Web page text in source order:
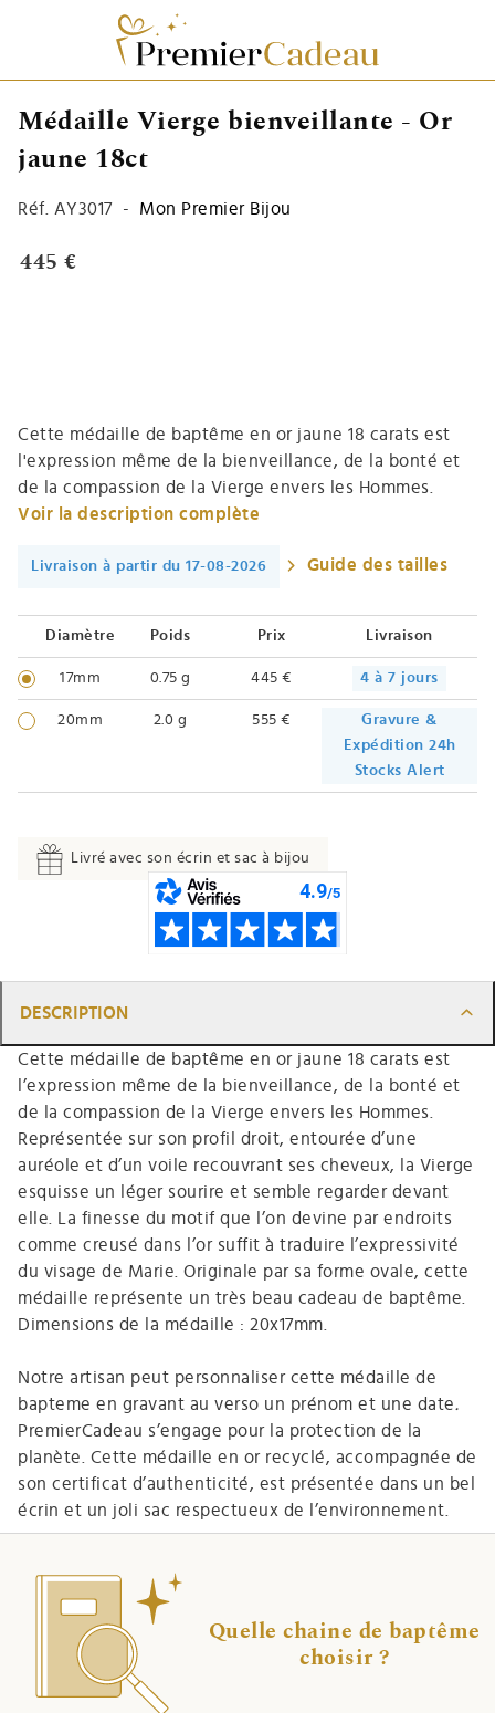
Médaille Vierge bienveillante - Or
jaune 18ct
Réf. AY3017 - Mon Premier Bijou
445 €
Cette médaille de baptême en or jaune 18 carats est
l'expression même de la bienveillance, de la bonté et
de la compassion de la Vierge envers les Hommes.
Voir la description complète
Livraison à partir du 17-08-2026 Guide des tailles
Diamètre Poids Prix Livraison
17mm 0.75 g 445 € 4 à 7 jours
20mm 2.0 g 555 €
Gravure &
Expédition 24h
Stocks Alert
Livré avec son écrin et sac à bijou
DESCRIPTION
Cette médaille de baptême en or jaune 18 carats est
l’expression même de la bienveillance, de la bonté et
de la compassion de la Vierge envers les Hommes.
Représentée sur son profil droit, entourée d’une
auréole et d’un voile recouvrant ses cheveux, la Vierge
esquisse un léger sourire et semble regarder devant
elle. La finesse du motif que l’on devine par endroits
comme creusé dans l’or suffit à traduire l’expressivité
du visage de Marie. Originale par sa forme ovale, cette
médaille représente un très beau cadeau de baptême.
Dimensions de la médaille : 20x17mm.
Notre artisan peut personnaliser cette médaille de
bapteme en gravant au verso un prénom et une date.
PremierCadeau s’engage pour la protection de la
planète. Cette médaille en or recyclé, accompagnée de
son certificat d’authenticité, est présentée dans un bel
écrin et un joli sac respectueux de l’environnement.
Quelle chaine de baptême
choisir ?